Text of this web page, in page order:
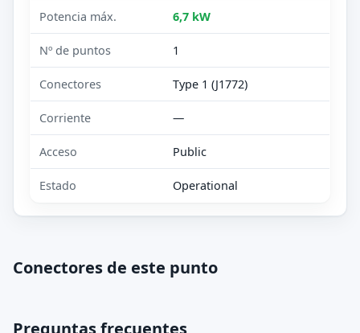
Potencia máx. 6,7 kW
Nº de puntos 1
Conectores Type 1 (J1772)
Corriente —
Acceso Public
Estado Operational
Conectores de este punto
Preguntas frecuentes